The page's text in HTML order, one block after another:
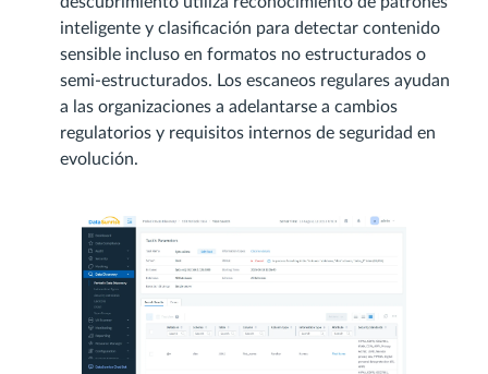
inteligente y clasificación para detectar contenido
sensible incluso en formatos no estructurados o
semi-estructurados. Los escaneos regulares ayudan
a las organizaciones a adelantarse a cambios
regulatorios y requisitos internos de seguridad en
evolución.